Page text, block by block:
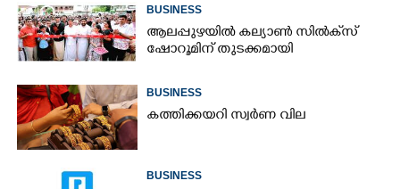
BUSINESS
ആലപ്പുഴയിൽ കല്യാൺ സിൽക്‌സ്
ഷോറൂമിന് തുടക്കമായി
BUSINESS
കത്തിക്കയറി സ്വർണ വില
BUSINESS